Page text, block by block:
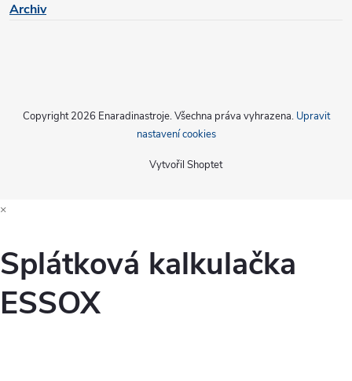
Archiv
Vytvořil Shoptet
Copyright 2026 Enaradinastroje. Všechna práva vyhrazena. Upravit
nastavení cookies
×
Splátková kalkulačka
ESSOX